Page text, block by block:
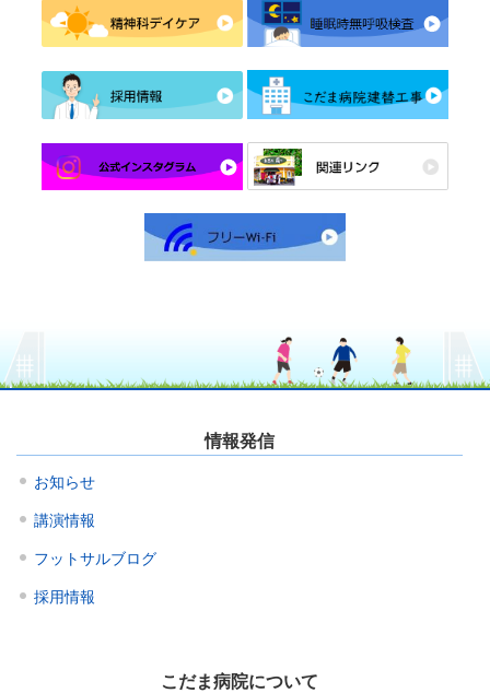
情報発信
お知らせ
講演情報
フットサルブログ
採用情報
こだま病院について